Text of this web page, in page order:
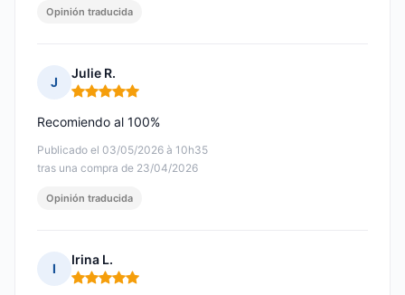
Opinión traducida
J
Julie R.
Nota: 5 de 5
Publicado el 03/05/2026 à 10h35
tras una compra de 23/04/2026
Recomiendo al 100%
Opinión traducida
I
Irina L.
Nota: 5 de 5